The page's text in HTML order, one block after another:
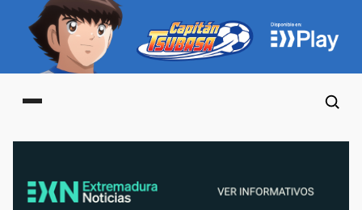
Main menu